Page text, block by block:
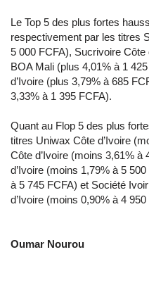
Le Top 5 des plus fortes
respectivement par les titres
5 000 FCFA), Sucrivoire Côte
BOA Mali (plus 4,01% à 1
d’Ivoire (plus 3,79% à 685
3,33% à 1 395 FCFA).
Quant au Flop 5 des plus
titres Uniwax Côte d’Ivoire
Côte d’Ivoire (moins 3,61%
d’Ivoire (moins 1,79% à 5
à 5 745 FCFA) et Société
d’Ivoire (moins 0,90% à 4 950
Oumar Nourou